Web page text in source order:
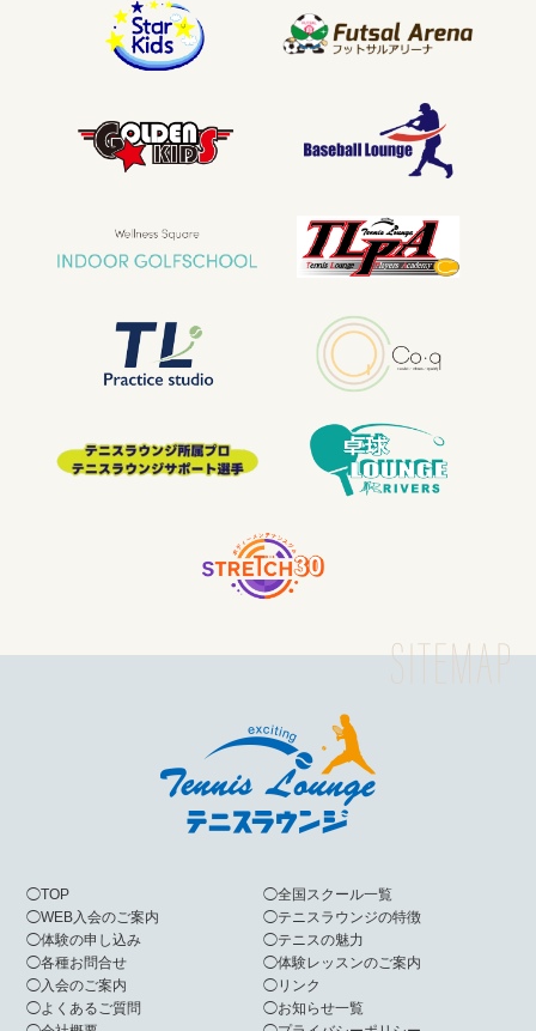
◯TOP
◯WEB入会のご案内
◯体験の申し込み
◯各種お問合せ
◯全国スクール一覧
◯テニスラウンジの特徴
◯テニスの魅力
◯体験レッスンのご案内
◯入会のご案内
◯よくあるご質問
◯リンク
◯お知らせ一覧